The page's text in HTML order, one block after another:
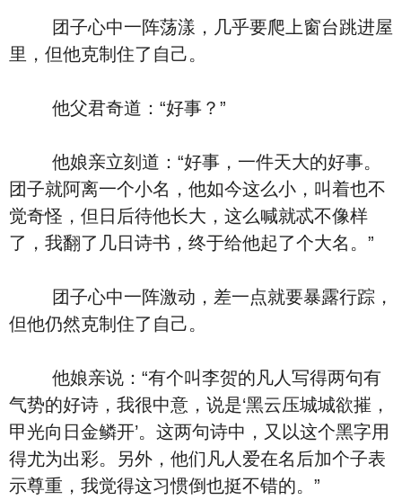
团子心中一阵荡漾，几乎要爬上窗台跳进屋
里，但他克制住了自己。
他父君奇道：“好事？”
他娘亲立刻道：“好事，一件天大的好事。
团子就阿离一个小名，他如今这么小，叫着也不
觉奇怪，但日后待他长大，这么喊就忒不像样
了，我翻了几日诗书，终于给他起了个大名。”
团子心中一阵激动，差一点就要暴露行踪，
但他仍然克制住了自己。
他娘亲说：“有个叫李贺的凡人写得两句有
气势的好诗，我很中意，说是‘黑云压城城欲摧，
甲光向日金鳞开’。这两句诗中，又以这个黑字用
得尤为出彩。另外，他们凡人爱在名后加个子表
示尊重，我觉得这习惯倒也挺不错的。”